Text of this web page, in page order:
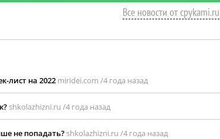
Все новости от cpykami.ru
лист на 2022 miridei.com /4 года назад
shkolazhizni.ru /4 года назад
не попадать?shkolazhizni.ru /4 года назад